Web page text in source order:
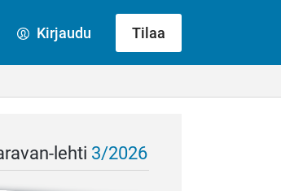
Kirjaudu Tilaa
lehti 3/2026